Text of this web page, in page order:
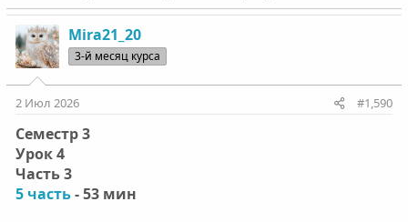
Mira21_20
3-й месяц курса
2 Июл 2026 #1,590
Семестр 3
Урок 4
Часть 3
5 часть- 53 мин